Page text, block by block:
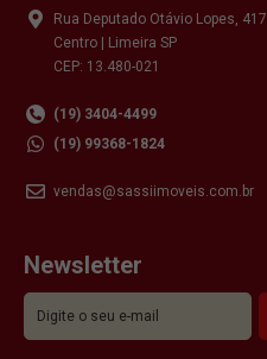
Rua Deputado Otávio Lopes, 417
Centro | Limeira SP
CEP: 13.480-021
(19) 3404-4499
(19) 99368-1824
vendas@sassiimoveis.com.br
Newsletter